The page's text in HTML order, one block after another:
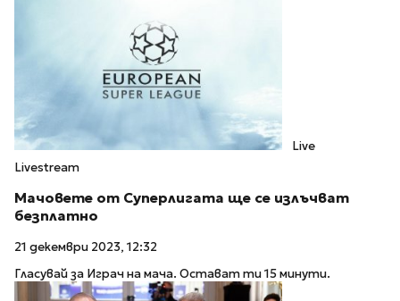
Live
Livestream
Мачовете от Суперлигата ще се излъчват
безплатно
21 декември 2023, 12:32
Гласувай за Играч на мача. Остават ти 15 минути.